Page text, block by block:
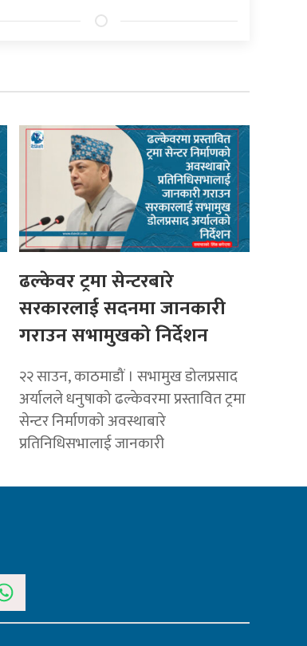
ढल्केवर ट्रमा सेन्टरबारे
सरकारलाई सदनमा जानकारी
गराउन सभामुखको निर्देशन
२२ साउन, काठमाडौं । सभामुख डोलप्रसाद
अर्यालले धनुषाको ढल्केवरमा प्रस्तावित ट्रमा
सेन्टर निर्माणको अवस्थाबारे
प्रतिनिधिसभालाई जानकारी